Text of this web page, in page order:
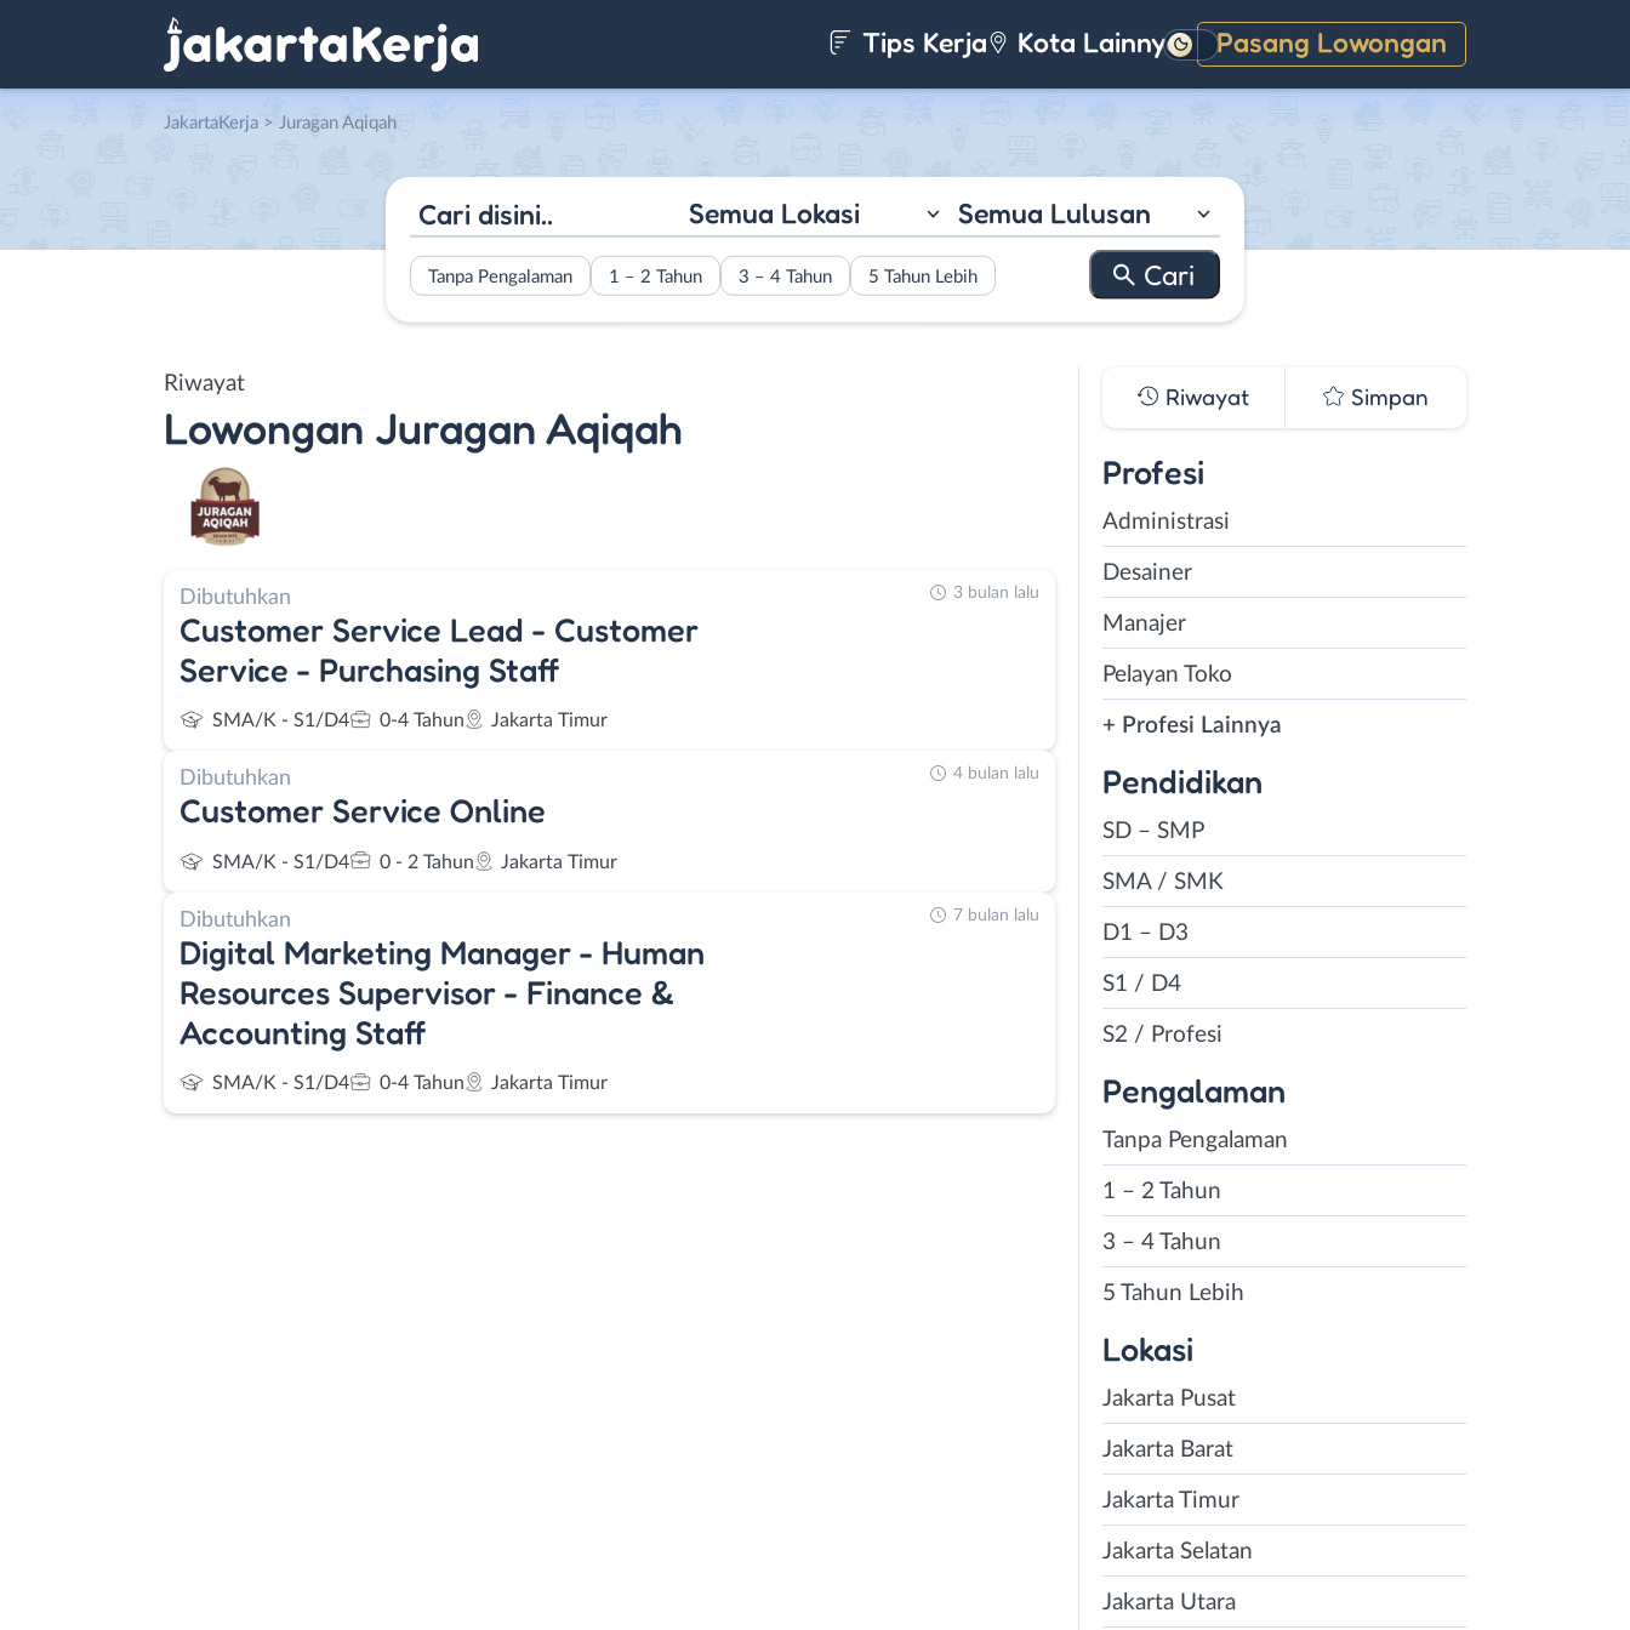
Tips Kerja Kota Lainnya Pasang Lowongan
Gelap
JakartaKerja > Juragan Aqiqah
Semua Lokasi Semua Lulusan
Tanpa Pengalaman 1 – 2 Tahun 3 – 4 Tahun 5 Tahun Lebih
Riwayat
Lowongan Juragan Aqiqah
Dibutuhkan
Customer Service Lead - Customer
Service - Purchasing Staff
SMA/K - S1/D4 0-4 Tahun Jakarta Timur
3 bulan lalu
Dibutuhkan
Customer Service Online
SMA/K - S1/D4 0 - 2 Tahun Jakarta Timur
4 bulan lalu
Dibutuhkan
Digital Marketing Manager - Human
Resources Supervisor - Finance &
Accounting Staff
SMA/K - S1/D4 0-4 Tahun Jakarta Timur
7 bulan lalu
Riwayat Simpan
Profesi
Administrasi
Desainer
Manajer
Pelayan Toko
+ Profesi Lainnya
Pendidikan
SD – SMP
SMA / SMK
D1 – D3
S1 / D4
S2 / Profesi
Pengalaman
Tanpa Pengalaman
1 – 2 Tahun
3 – 4 Tahun
5 Tahun Lebih
Lokasi
Jakarta Pusat
Jakarta Barat
Jakarta Timur
Jakarta Selatan
Jakarta Utara